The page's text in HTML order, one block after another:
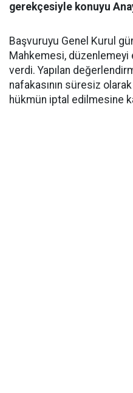
gerekçesiyle konuyu
Başvuruyu Genel Kurul
Mahkemesi, düzenlemeyi
verdi. Yapılan
nafakasının süresiz
hükmün iptal edilmesine